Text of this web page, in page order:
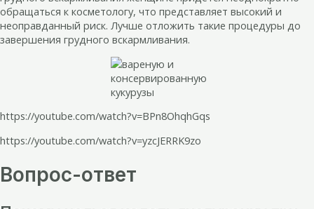
обращаться к косметологу, что представляет высокий и
неоправданный риск. Лучше отложить такие процедуры до
завершения грудного вскармливания.
https://youtube.com/watch?v=BPn8OhqhGqs
https://youtube.com/watch?v=yzcJERRK9zo
Вопрос-ответ